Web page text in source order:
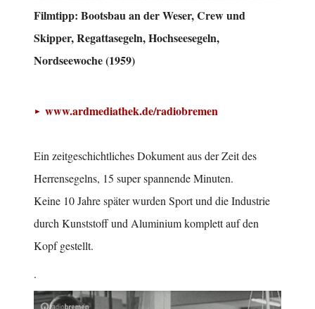
Filmtipp: Bootsbau an der Weser, Crew und
Skipper, Regattasegeln, Hochseesegeln,
Nordseewoche (1959)
www.ardmediathek.de/radiobremen
Ein zeitgeschichtliches Dokument aus der Zeit des
Herrensegelns, 15 super spannende Minuten.
Keine 10 Jahre später wurden Sport und die Industrie
durch Kunststoff und Aluminium komplett auf den
Kopf gestellt.
.